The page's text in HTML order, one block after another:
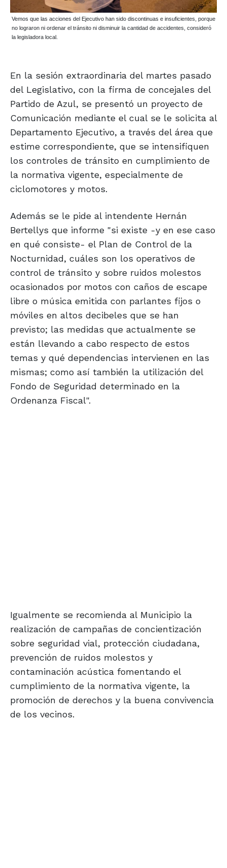
Vemos que las acciones del Ejecutivo han sido discontinuas e insuficientes, porque
no lograron ni ordenar el tránsito ni disminuir la cantidad de accidentes, consideró
la legisladora local.
En la sesión extraordinaria del martes pasado
del Legislativo, con la firma de concejales del
Partido de Azul, se presentó un proyecto de
Comunicación mediante el cual se le solicita al
Departamento Ejecutivo, a través del área que
estime correspondiente, que se intensifiquen
los controles de tránsito en cumplimiento de
la normativa vigente, especialmente de
ciclomotores y motos.
Además se le pide al intendente Hernán
Bertellys que informe "si existe -y en ese caso
en qué consiste- el Plan de Control de la
Nocturnidad, cuáles son los operativos de
control de tránsito y sobre ruidos molestos
ocasionados por motos con caños de escape
libre o música emitida con parlantes fijos o
móviles en altos decibeles que se han
previsto; las medidas que actualmente se
están llevando a cabo respecto de estos
temas y qué dependencias intervienen en las
mismas; como así también la utilización del
Fondo de Seguridad determinado en la
Ordenanza Fiscal".
Igualmente se recomienda al Municipio la
realización de campañas de concientización
sobre seguridad vial, protección ciudadana,
prevención de ruidos molestos y
contaminación acústica fomentando el
cumplimiento de la normativa vigente, la
promoción de derechos y la buena convivencia
de los vecinos.